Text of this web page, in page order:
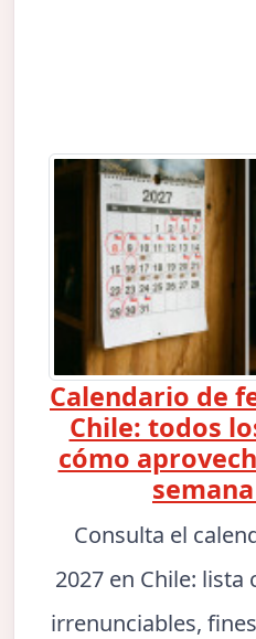
Calendario de
Chile: todos
cómo
Consulta el
2027 en Chile:
irrenunciables,